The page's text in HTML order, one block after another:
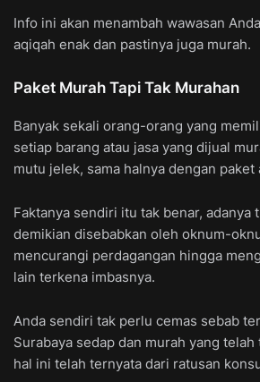
Info ini akan menambah wawasan
aqiqah enak dan pastinya juga murah.
Paket Murah Tapi Tak Murahan
Banyak sekali orang-orang yang
setiap barang atau jasa yang dijual
mutu jelek, sama halnya dengan
Faktanya sendiri itu tak benar, adanya
demikian disebabkan oleh oknum-
mencurangi perdagangan hingga
lain terkena imbasnya.
Anda sendiri tak perlu cemas sebab
Surabaya sedap dan murah yang
hal ini telah ternyata dari ratusan